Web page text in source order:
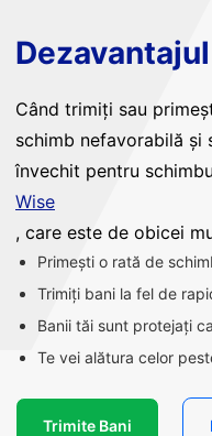
Când trimiți sau
schimb nefavorabilă și
învechit pentru
Wise
, care este de obicei
Primești o rată de
Trimiți bani la fel de
Banii tăi sunt protejați
Te vei alătura celor
Trimite Bani